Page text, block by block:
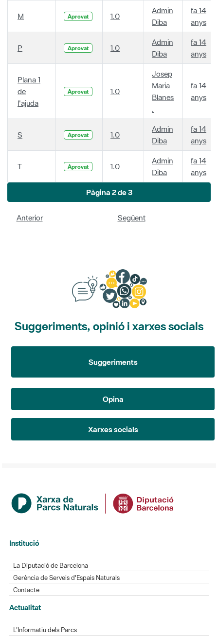
M Aprovat 1.0
Admin
Diba
fa 14
anys
P Aprovat 1.0
Admin
Diba
fa 14
anys
Plana 1
de
l'ajuda
Aprovat 1.0
Josep
Maria
Blanes
.
fa 14
anys
S Aprovat 1.0
Admin
Diba
fa 14
anys
T Aprovat 1.0
Admin
Diba
fa 14
anys
Pàgina 2 de 3
Anterior Següent
Suggeriments, opinió i xarxes socials
Suggeriments
Opina
Xarxes socials
Institució
La Diputació de Barcelona
Gerència de Serveis d'Espais Naturals
Contacte
Actualitat
L'Informatiu dels Parcs